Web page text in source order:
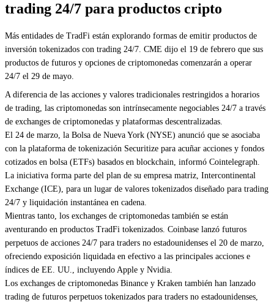
trading 24/7 para productos cripto
Más entidades de TradFi están explorando formas de emitir productos de
inversión tokenizados con trading 24/7. CME dijo el 19 de febrero que sus
productos de futuros y opciones de criptomonedas comenzarán a operar
24/7 el 29 de mayo.
A diferencia de las acciones y valores tradicionales restringidos a horarios
de trading, las criptomonedas son intrínsecamente negociables 24/7 a través
de exchanges de criptomonedas y plataformas descentralizadas.
El 24 de marzo, la Bolsa de Nueva York (NYSE) anunció que se asociaba
con la plataforma de tokenización Securitize para acuñar acciones y fondos
cotizados en bolsa (ETFs) basados en blockchain, informó Cointelegraph.
La iniciativa forma parte del plan de su empresa matriz, Intercontinental
Exchange (ICE), para un lugar de valores tokenizados diseñado para trading
24/7 y liquidación instantánea en cadena.
Mientras tanto, los exchanges de criptomonedas también se están
aventurando en productos TradFi tokenizados. Coinbase lanzó futuros
perpetuos de acciones 24/7 para traders no estadounidenses el 20 de marzo,
ofreciendo exposición liquidada en efectivo a las principales acciones e
índices de EE. UU., incluyendo Apple y Nvidia.
Los exchanges de criptomonedas Binance y Kraken también han lanzado
trading de futuros perpetuos tokenizados para traders no estadounidenses,